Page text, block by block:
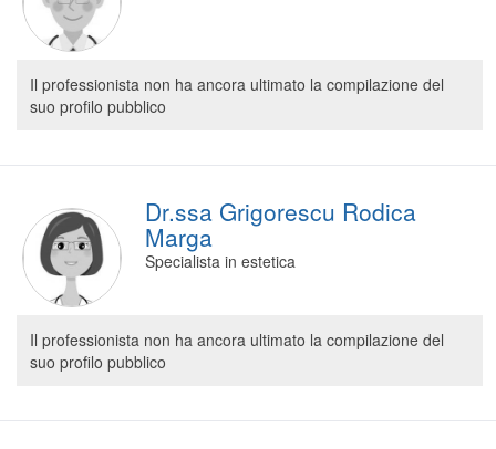
Il professionista non ha ancora ultimato la compilazione del
suo profilo pubblico
Dr.ssa Grigorescu Rodica
Marga
Specialista in estetica
Il professionista non ha ancora ultimato la compilazione del
suo profilo pubblico